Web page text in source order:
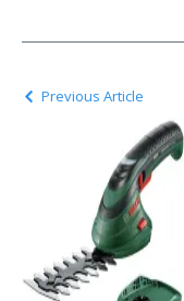
Previous Article